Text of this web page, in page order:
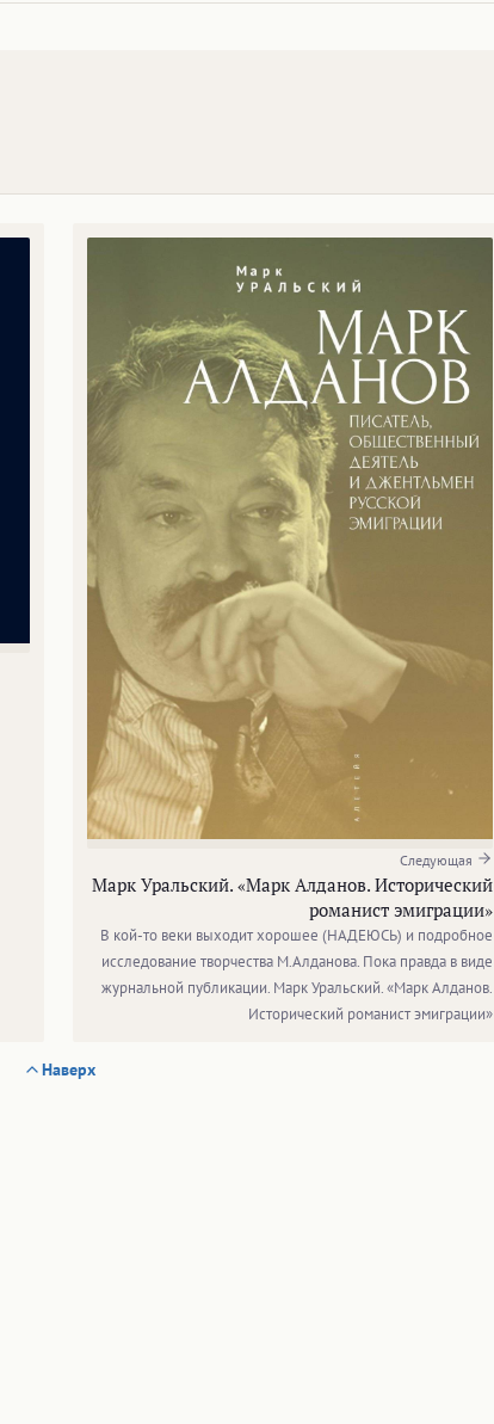
Следующая
Марк Уральский. «Марк Алданов. Исторический
романист эмиграции»
В кой-то веки выходит хорошее (НАДЕЮСЬ) и подробное
исследование творчества М.Алданова. Пока правда в виде
журнальной публикации. Марк Уральский. «Марк Алданов.
Исторический романист эмиграции»
Наверх